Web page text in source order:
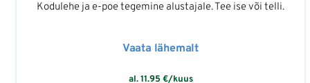
Kodulehe ja e-poe tegemine alustajale. Tee ise või telli.
Vaata lähemalt
al.11.95 €/kuus